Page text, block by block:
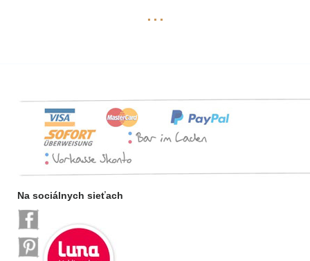
...
Na sociálnych sieťach